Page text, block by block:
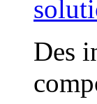
Des